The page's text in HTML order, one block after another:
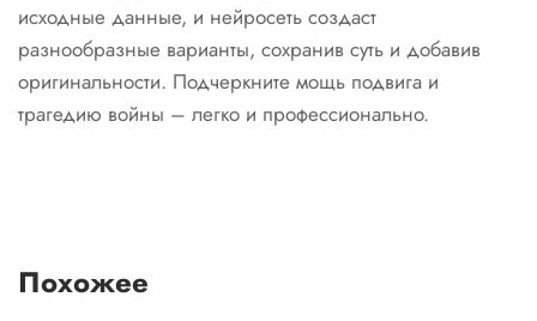
исходные данные, и нейросеть создаст
разнообразные варианты, сохранив суть и добавив
оригинальности. Подчеркните мощь подвига и
трагедию войны – легко и профессионально.
Похожее